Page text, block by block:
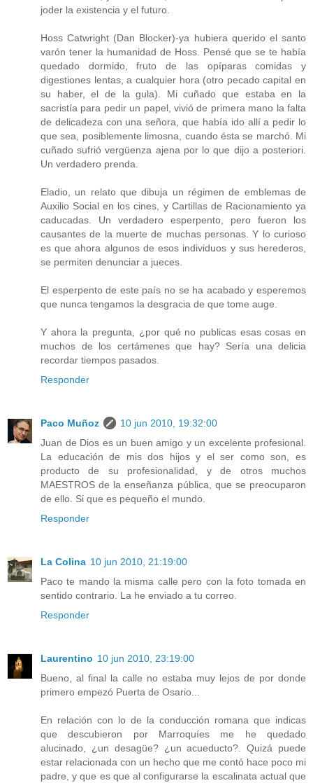
joder la existencia y el futuro.
Hoss Catwright (Dan Blocker)-ya hubiera querido el santo
varón tener la humanidad de Hoss. Pensé que se te había
quedado dormido, fruto de las opíparas comidas y
digestiones lentas, a cualquier hora (otro pecado capital en
su haber, el de la gula). Mi cuñado que estaba en la
sacristía para pedir un papel, vivió de primera mano la falta
de delicadeza con una señora, que había ido allí a pedir lo
que sea, posiblemente limosna, cuando ésta se marchó. Mi
cuñado sufrió vergüenza ajena por lo que dijo a posteriori.
Un verdadero prenda.
Eladio, un relato que dibuja un régimen de emblemas de
Auxilio Social en los cines, y Cartillas de Racionamiento ya
caducadas. Un verdadero esperpento, pero fueron los
causantes de la muerte de muchas personas. Y lo curioso
es que ahora algunos de esos individuos y sus herederos,
se permiten denunciar a jueces.
El esperpento de este país no se ha acabado y esperemos
que nunca tengamos la desgracia de que tome auge.
Y ahora la pregunta, ¿por qué no publicas esas cosas en
muchos de los certámenes que hay? Sería una delicia
recordar tiempos pasados.
Responder
Paco Muñoz
10 jun 2010, 19:32:00
Juan de Dios es un buen amigo y un excelente profesional.
La educación de mis dos hijos y el ser como son, es
producto de su profesionalidad, y de otros muchos
MAESTROS de la enseñanza pública, que se preocuparon
de ello. Si que es pequeño el mundo.
Responder
La Colina 10 jun 2010, 21:19:00
Paco te mando la misma calle pero con la foto tomada en
sentido contrario. La he enviado a tu correo.
Responder
Laurentino 10 jun 2010, 23:19:00
Bueno, al final la calle no estaba muy lejos de por donde
primero empezó Puerta de Osario...
En relación con lo de la conducción romana que indicas
que descubieron por Marroquíes me he quedado
alucinado, ¿un desagüe? ¿un acueducto?. Quizá puede
estar relacionada con un hecho que me contó hace poco mi
padre, y que es que al configurarse la escalinata actual que